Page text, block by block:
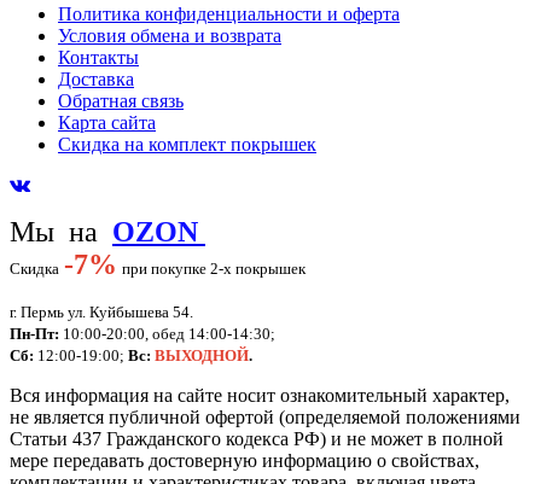
Политика конфиденциальности и оферта
Условия обмена и возврата
Контакты
Доставка
Обратная связь
Карта сайта
Скидка на комплект покрышек
Мы на OZON
Скидка -7% при покупке 2-х покрышек
г. Пермь ул. Куйбышева 54.
Пн-Пт: 10:00-20:00, обед 14:00-14:30;
Сб: 12:00-19:00; Вс: ВЫХОДНОЙ.
Вся информация на сайте носит ознакомительный характер,
не является публичной офертой (определяемой положениями
Статьи 437 Гражданского кодекса РФ) и не может в полной
мере передавать достоверную информацию о свойствах,